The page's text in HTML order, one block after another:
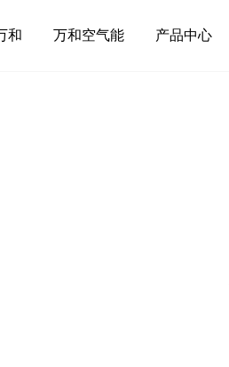
和 万和空气能 产品中心